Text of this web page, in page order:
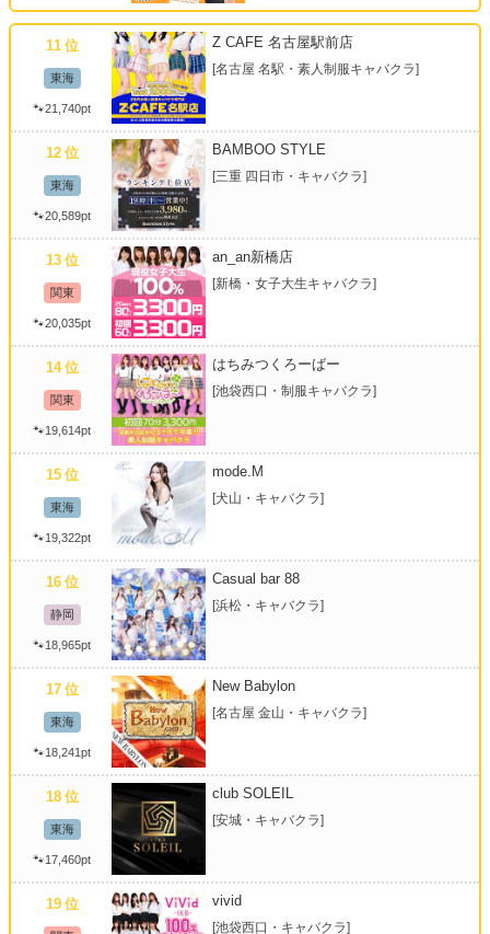
11 位
東海
🐾21,740pt
Z CAFE 名古屋駅前店
[名古屋 名駅・素人制服キャバクラ]
12 位
東海
🐾20,589pt
BAMBOO STYLE
[三重 四日市・キャバクラ]
13 位
関東
🐾20,035pt
an_an新橋店
[新橋・女子大生キャバクラ]
14 位
関東
🐾19,614pt
はちみつくろーばー
[池袋西口・制服キャバクラ]
15 位
東海
🐾19,322pt
mode.M
[犬山・キャバクラ]
16 位
静岡
🐾18,965pt
Casual bar 88
[浜松・キャバクラ]
17 位
東海
🐾18,241pt
New Babylon
[名古屋 金山・キャバクラ]
18 位
東海
🐾17,460pt
club SOLEIL
[安城・キャバクラ]
19 位 vivid
[池袋西口・キャバクラ]